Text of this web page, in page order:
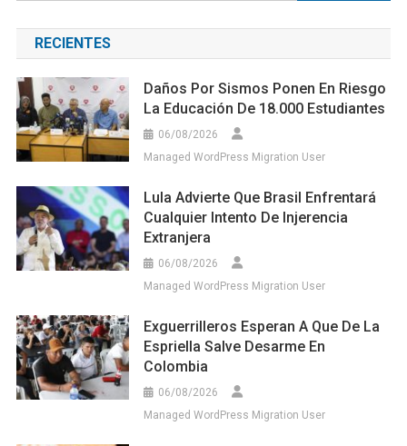
RECIENTES
Daños Por Sismos Ponen En Riesgo
La Educación De 18.000 Estudiantes
06/08/2026
Managed WordPress Migration User
Lula Advierte Que Brasil Enfrentará
Cualquier Intento De Injerencia
Extranjera
06/08/2026
Managed WordPress Migration User
Exguerrilleros Esperan A Que De La
Espriella Salve Desarme En
Colombia
06/08/2026
Managed WordPress Migration User